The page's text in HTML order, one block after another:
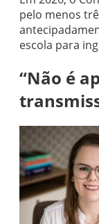
pelo menos
escola para
“Não é